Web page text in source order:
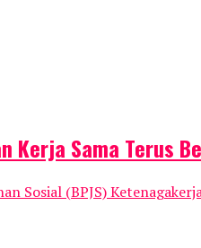
Kerja Sama Terus
Sosial (BPJS)